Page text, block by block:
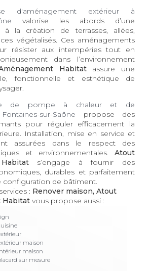
d'aménagement extérieur à
valorise les abords d’une
à la création de terrasses, allées,
végétalisés. Ces aménagements
résister aux intempéries tout en
dans l’environnement
Habitatassure une
fonctionnelle et esthétique de
de pompe à chaleur et de
sur-Saône propose des
pour réguler efficacement la
Installation, mise en service et
assurées dans le respect des
et environnementales. Atout
s’engage à fournir des
durables et parfaitement
configuration de bâtiment.
: Renover maison, Atout
Habitat vous propose aussi :
maison
maison
sur mesure